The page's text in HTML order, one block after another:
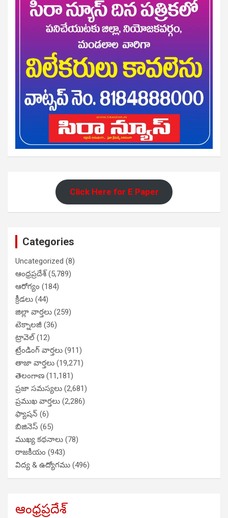
Click Here for E Paper
Categories
Uncategorized (8)
ఆంధ్రప్రదేశ్(5,789)
ఆరోగ్యం (184)
క్రీడలు (44)
జిల్లా వార్తలు (259)
టెక్నాలజీ (36)
ట్రావెల్(12)
ట్రేండింగ్ వార్తలు (911)
తాజా వార్తలు (19,271)
తెలంగాణ (11,181)
ప్రజా సమస్యలు (2,681)
ప్రముఖ వార్తలు (2,286)
ఫ్యాషన్ (6)
బిజినెస్ (65)
ముఖ్య కథనాలు (78)
రాజకీయం (943)
విద్య & ఉద్యోగము (496)
ఆంధ్రప్రదేశ్